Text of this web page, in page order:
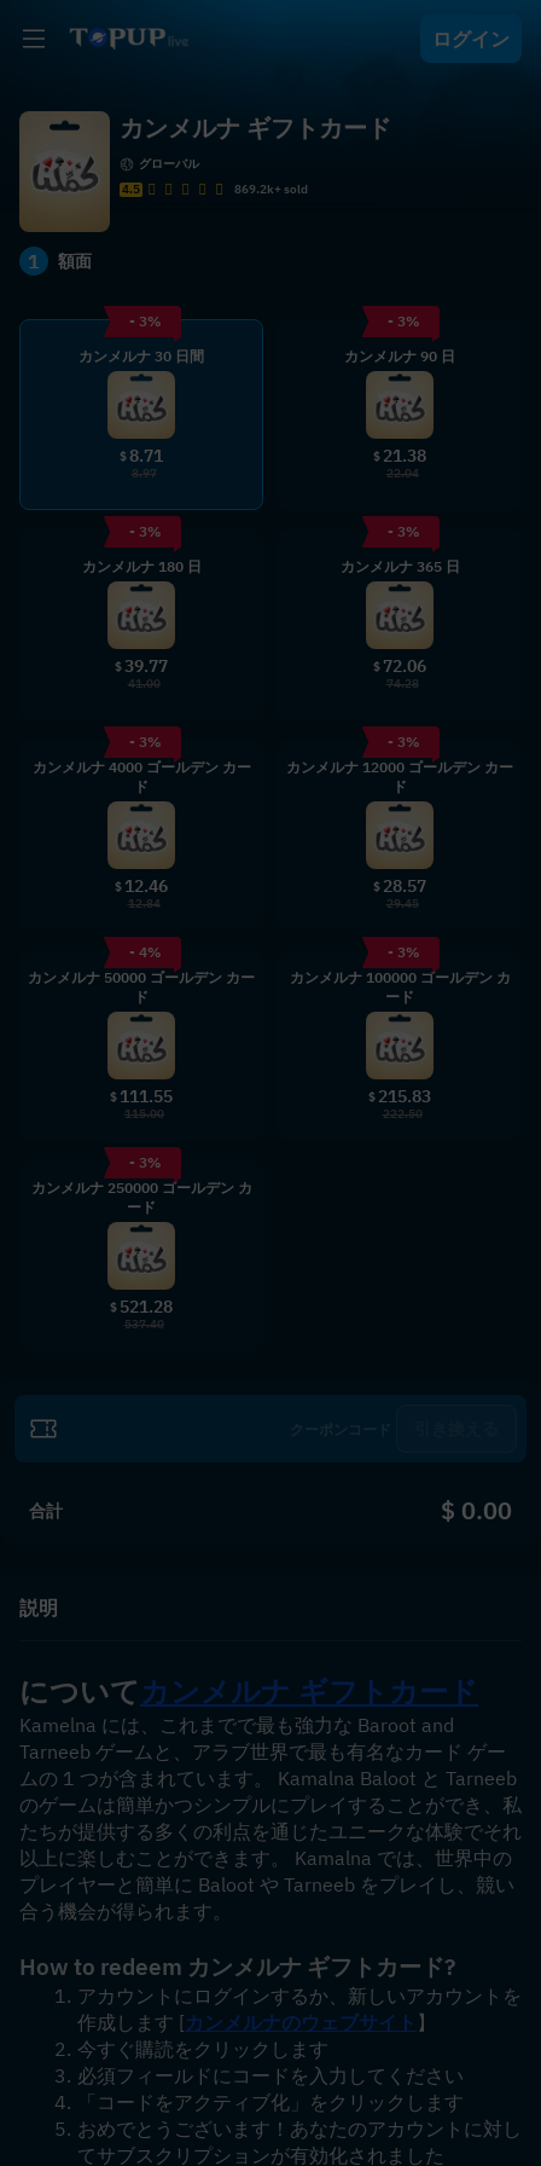
ログイン
カンメルナ ギフトカード
グローバル
4.5
869.2k+ sold
1 額面
- 3%
カンメルナ 30 日間
$ 8.71
8.97
- 3%
カンメルナ 90 日
$ 21.38
22.04
- 3%
カンメルナ 180 日
$39.77
41.00
- 3%
カンメルナ 365 日
$ 72.06
74.28
- 3%
カンメルナ 4000 ゴールデン カー
ド
$ 12.46
12.84
- 3%
カンメルナ 12000 ゴールデン カー
ド
$ 28.57
29.45
- 4%
カンメルナ 50000 ゴールデン カー
ド
$ 111.55
115.00
- 3%
カンメルナ 100000 ゴールデン カ
ード
$ 215.83
222.50
- 3%
カンメルナ 250000 ゴールデン カ
ード
$ 521.28
537.40
合計 $ 0.00
説明
についてカンメルナ ギフトカード
Kamelna には、これまでで最も強力な Baroot and
Tarneeb ゲームと、アラブ世界で最も有名なカード ゲー
ムの 1 つが含まれています。 Kamalna Baloot と Tarneeb
のゲームは簡単かつシンプルにプレイすることができ、私
たちが提供する多くの利点を通じたユニークな体験でそれ
以上に楽しむことができます。 Kamalna では、世界中の
プレイヤーと簡単に Baloot や Tarneeb をプレイし、競い
合う機会が得られます。
How to redeem カンメルナ ギフトカード?
アカウントにログインするか、新しいアカウントを
作成します [カンメルナのウェブサイト 】
今すぐ購読をクリックします
必須フィールドにコードを入力してください
「コードをアクティブ化」をクリックします
おめでとうございます！あなたのアカウントに対し
てサブスクリプションが有効化されました